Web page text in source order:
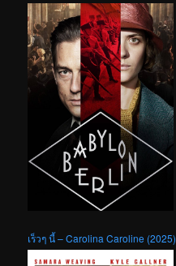
เร็วๆ นี้ – Carolina Caroline (2025)